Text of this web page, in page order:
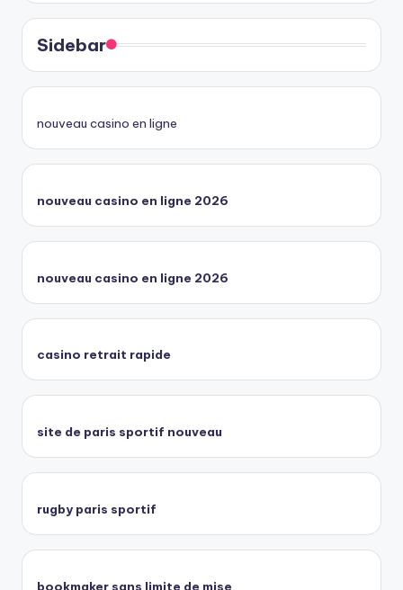
Sidebar
nouveau casino en ligne
nouveau casino en ligne 2026
nouveau casino en ligne 2026
casino retrait rapide
site de paris sportif nouveau
rugby paris sportif
bookmaker sans limite de mise